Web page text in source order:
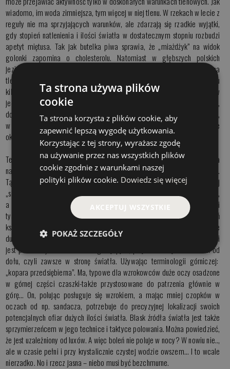
wiadomo, im woda zimniejsza, tym więcej w niej tlenu. W rzekach w lecie z
reguły nie ma sprzyjających warunków, ale zdarzają się rzadkie wyjątki,
gdy stopień natlenienia i ilości światła w dostatecznym stopniu rozbudzi
apetyt miętusa. Tak jak butelka piwa sprawia, że „miażdżyk” na widok
golonki zapomina o cholesterolu. Natomiast w głębszych polskich
jeziorach w warstwach wody, do której nie dociera światło z reguły nie ma
tlenu… Miętusy z północnej Europy, z Syberii dorastają do kilkunastu
kilogramów z jedynego powodu: na tamtych terenach mają więcej w
jednostkach czasowych możliwości do aktywnego żerowania – zimne,
dobrze natlenione rzeki i jeziora, oraz długie, polarne noce. Dlatego, u nas,
w Polsce jedynie w okresie zimowym możemy liczyć na w miarę dobre
okresy żerowania tej ryby.
Teraz zajmę się rybą z innej przeciwstawnej do miętusiej półki – rybą, która
na odwrót do miętusa – do aktywności potrzebuje wielkiej porcji światła.
Tą rybą będzie np. boleń. Po co boleniowi światło? On jest inaczej
„skonstruowany”. Jego główny pokarm stanowią inne, mniejsze karpiowate,
a przede wszystkim ukleja. Nawet jego pysk w trakcie trwających setki
tysięcy lat przeobrażeń nabrał odpowiedniego do metody polowań
kształtu. Powiedzenie: „spójrz na jego pysk” w odniesieniu do ryb może
dużo powiedzieć o charakterze osobnika (oczywiście, jeśli chodzi o ludzi
jest podobnie). Boleń ma tzw. górny pysk, przystosowany do uderzeń od
dołu, czyli zawsze w stronę światła. Używając terminologii górniczej:
„kopara przedsiębierna”. Ma, typowe dla wzrokowców duże oczy osadzone
w górnej części czaszki-także przystosowane do patrzenia głównie w
górę… On, polując posługuje się wzrokiem, a mając mniej czopków w
oczach od np. sandacza, potrzebuje do precyzyjnej lokalizacji swoich
potencjalnych ofiar dużych ilości światła. Blask źródła światła jest także
sprzymierzeńcem w jego technice i taktyce polowania. Można powiedzieć,
że jest uzależniony od luxów. A więc boleń nie poluje w nocy? W nowiu nie..,
ale w czasie pełni i przy krystalicznie czystej wodzie owszem… I to wcale
nierzadko. No i rzecz jasna – niebo musi być bezchmurne.
Ta strona używa plików
cookie
Ta strona korzysta z plików cookie, aby
zapewnić lepszą wygodę użytkowania.
Korzystając z tej strony, wyrażasz zgodę
na używanie przez nas wszystkich plików
cookie zgodnie z warunkami naszej
polityki plików cookie. Dowiedz się więcej
AKCEPTUJ WSZYSTKIE
POKAŻ SZCZEGÓŁY